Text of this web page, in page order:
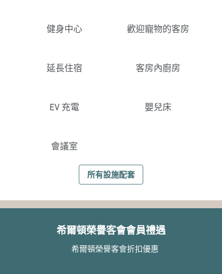
健身中心 歡迎寵物的客房
延長住宿 客房內廚房
EV 充電 嬰兒床
會議室
所有設施配套
希爾頓榮譽客會會員禮遇
希爾頓榮譽客會折扣優惠